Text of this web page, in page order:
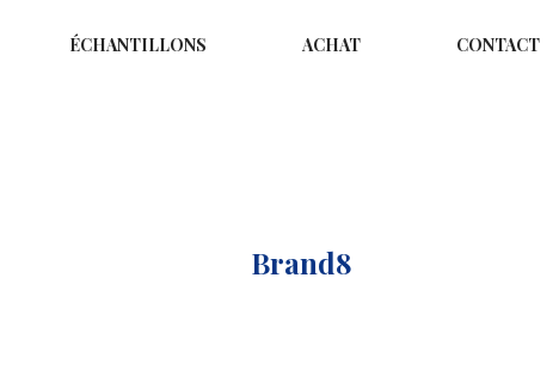
ÉCHANTILLONS ACHAT CONTACT
Brand8